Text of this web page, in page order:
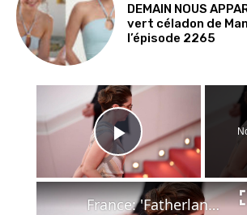
DEMAIN NOUS
vert céladon de
l’épisode 2265
×
Play Video
France: 'Fatherland' premieres at Cannes Film Festival in France.